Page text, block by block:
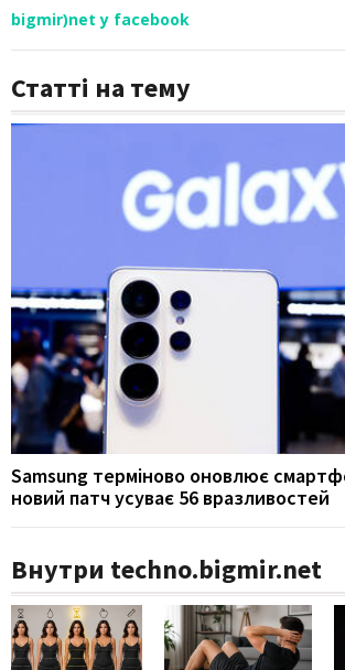
bigmir)net у facebook
Статті на тему
Samsung терміново оновлює
новий патч усуває 56 вразливостей
Внутри techno.bigmir.net